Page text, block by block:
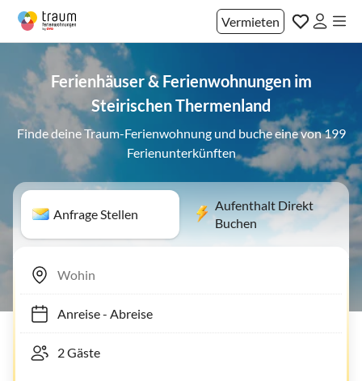
Vermieten
Ferienhäuser & Ferienwohnungen im
Steirischen Thermenland
Finde deine Traum-Ferienwohnung und buche eine von 199
Ferienunterkünften
Anfrage Stellen
Aufenthalt Direkt
Buchen
Anreise- Abreise